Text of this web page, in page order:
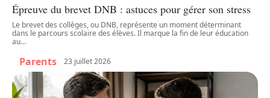
Épreuve du brevet DNB : astuces pour gérer son stress
Le brevet des collèges, ou DNB, représente un moment déterminant
dans le parcours scolaire des élèves. Il marque la fin de leur éducation
au…
Parents 23 juillet 2026